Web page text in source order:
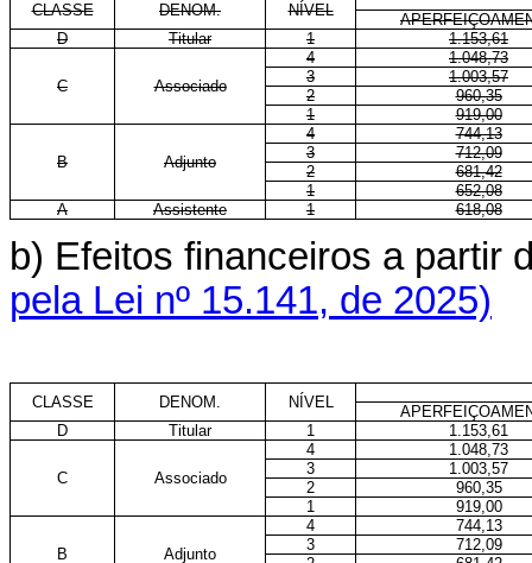
CLASSE DENOM. NÍVEL
D
Titular 1 1.153,61
C Associado
4
1.048,73
3
1.003,57
2
960,35
1
919,00
B Adjunto
4
744,13
3
712,09
2
681,42
1
652,08
A
Assistente 1 618,08
b) Efeitos financeiros a
pela Lei nº 15.141, de 2025)
CLASSE DENOM. NÍVEL
D
Titular 1 1.153,61
C Associado
4
1.048,73
3
1.003,57
2
960,35
1
919,00
B Adjunto
4
744,13
3
712,09